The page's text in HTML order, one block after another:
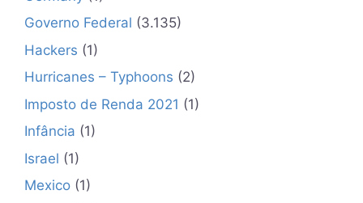
Governo Federal (3.135)
Hackers (1)
Hurricanes – Typhoons (2)
Imposto de Renda 2021 (1)
Infância (1)
Israel (1)
Mexico (1)